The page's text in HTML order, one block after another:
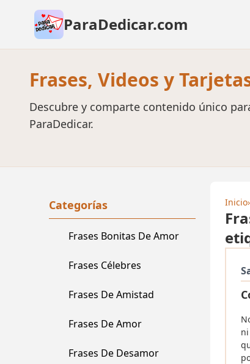
ParaDedicar.com
Frases, Videos y
Descubre y comparte contenido único
ParaDedicar.
Categorías
Frases Bonitas De Amor
Frases Célebres
Frases De Amistad
Frases De Amor
Frases De Desamor
Inicio›